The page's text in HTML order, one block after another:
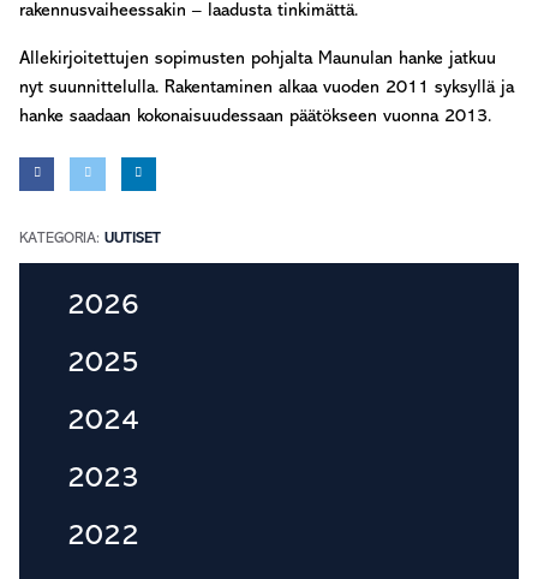
rakennusvaiheessakin – laadusta tinkimättä.
Allekirjoitettujen sopimusten pohjalta Maunulan hanke jatkuu
nyt suunnittelulla. Rakentaminen alkaa vuoden 2011 syksyllä ja
hanke saadaan kokonaisuudessaan päätökseen vuonna 2013.
KATEGORIA: UUTISET
Ensisijainen
sivupalkki
2026
2025
2024
2023
2022